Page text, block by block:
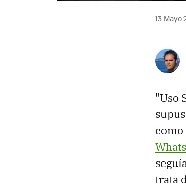
13 Mayo
"Uso
trata